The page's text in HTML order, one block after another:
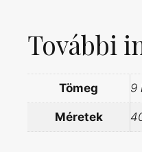
További
Tömeg 9
Méretek